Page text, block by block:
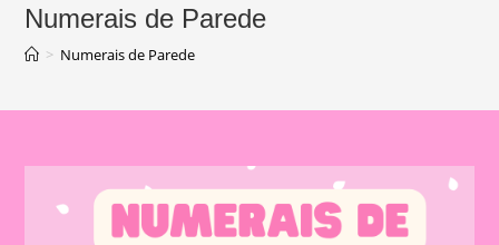
Numerais de Parede
> Numerais de Parede